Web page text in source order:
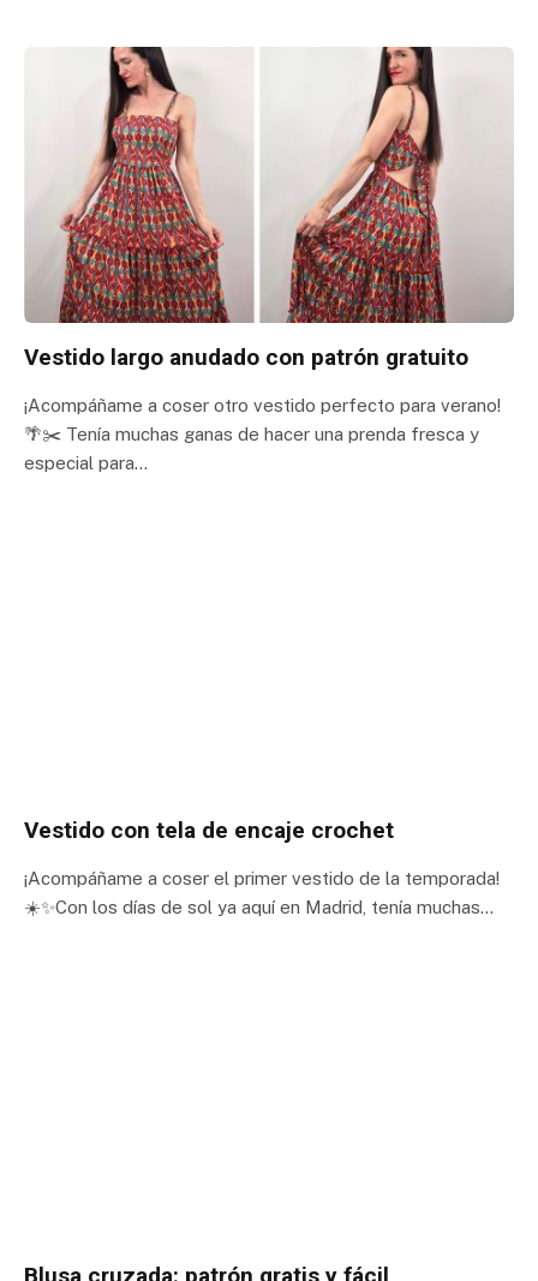
Vestido largo anudado con patrón gratuito
¡Acompáñame a coser otro vestido perfecto para verano!
🌴✂️ Tenía muchas ganas de hacer una prenda fresca y
especial para…
Vestido con tela de encaje crochet
¡Acompáñame a coser el primer vestido de la temporada!
☀️✨Con los días de sol ya aquí en Madrid, tenía muchas…
Blusa cruzada: patrón gratis y fácil